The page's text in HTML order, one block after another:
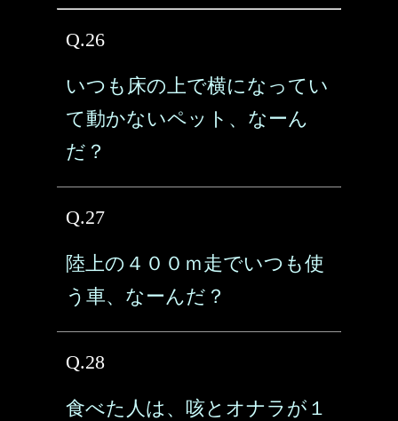
Q.26
いつも床の上で横になってい
て動かないペット、なーん
だ？
Q.27
陸上の４００ｍ走でいつも使
う車、なーんだ？
Q.28
食べた人は、咳とオナラが１